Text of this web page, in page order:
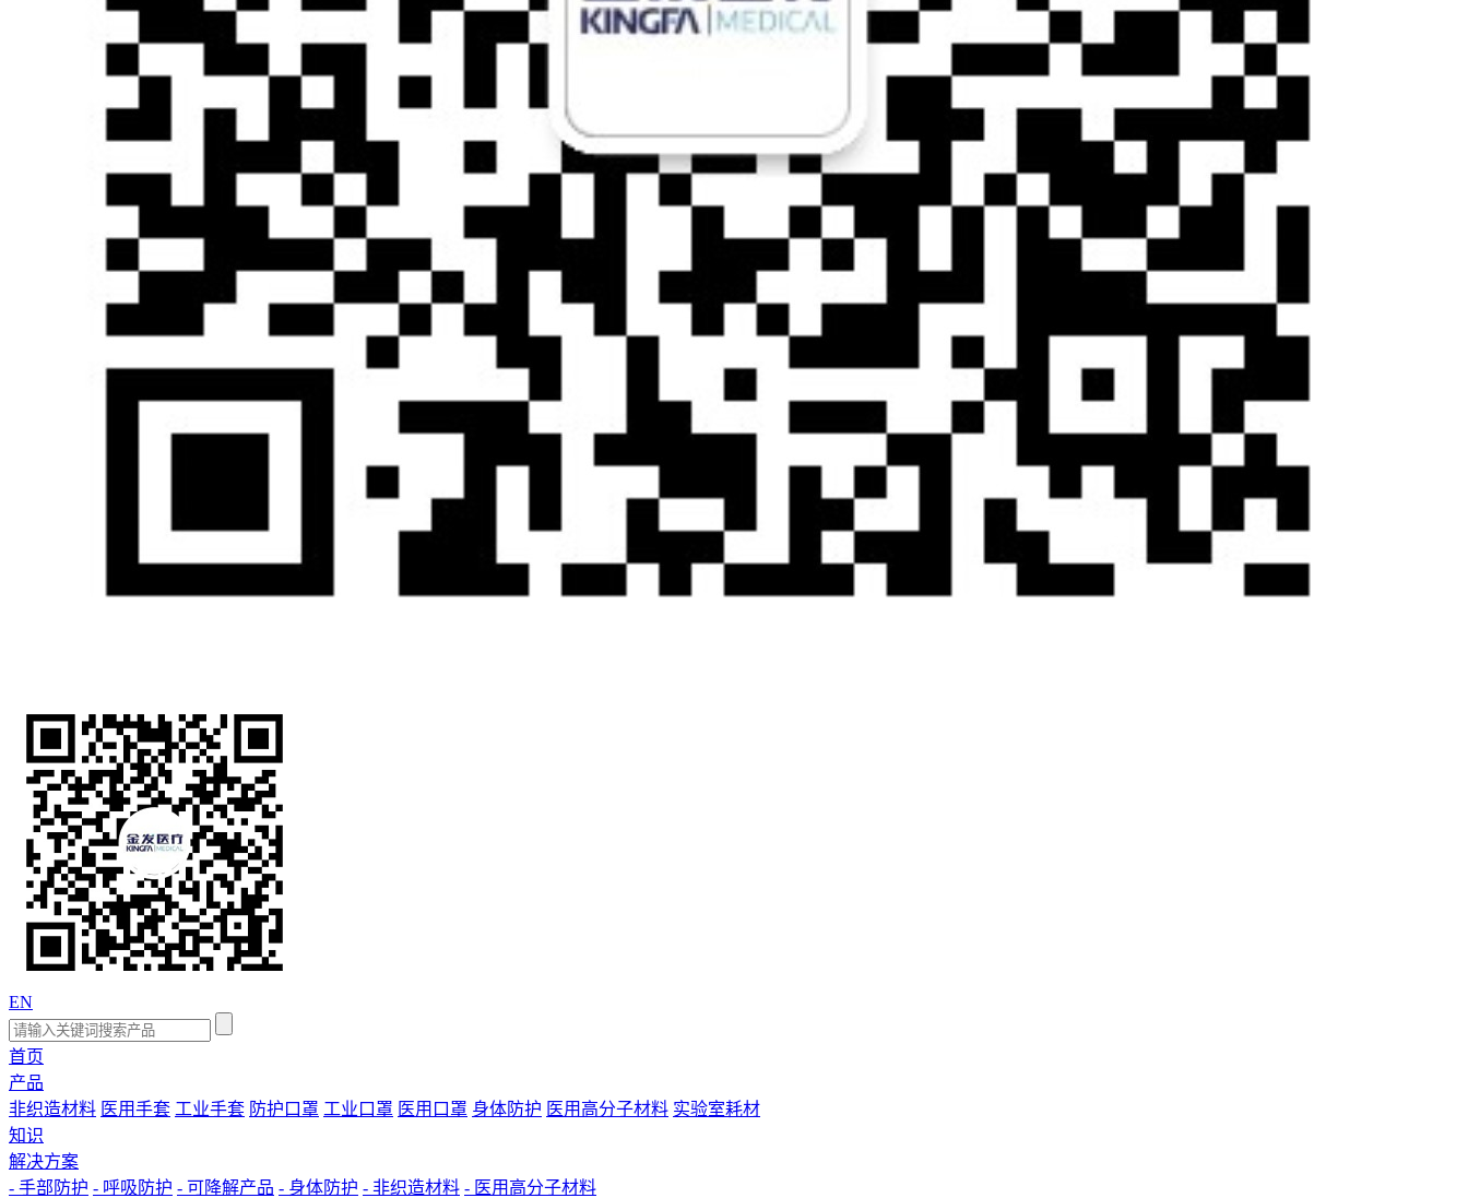
EN
首页
产品
非织造材料 医用手套 工业手套 防护口罩 工业口罩 医用口罩 身体防护 医用高分子材料 实验室耗材
知识
解决方案
- 手部防护 - 呼吸防护 - 可降解产品 - 身体防护 - 非织造材料 - 医用高分子材料